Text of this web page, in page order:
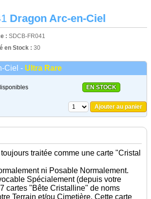
Dragon Arc-en-Ciel
: SDCB-FR041
en Stock : 30
Ciel - Ultra Rare
EN STOCK
Ajouter au panier
traitée comme une carte "Cristal
ni Posable Normalement.
Spécialement (depuis votre
cartes "Bête Cristalline" de noms
Terrain et/ou Cimetière. Cette carte